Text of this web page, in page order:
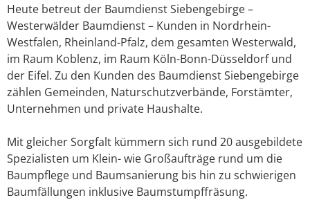
Heute betreut der Baumdienst Siebengebirge –
Westerwälder Baumdienst – Kunden in Nordrhein-
Westfalen, Rheinland-Pfalz, dem gesamten Westerwald,
im Raum Koblenz, im Raum Köln-Bonn-Düsseldorf und
der Eifel. Zu den Kunden des Baumdienst Siebengebirge
zählen Gemeinden, Naturschutzverbände, Forstämter,
Unternehmen und private Haushalte.
Mit gleicher Sorgfalt kümmern sich rund 20 ausgebildete
Spezialisten um Klein- wie Großaufträge rund um die
Baumpflege und Baumsanierung bis hin zu schwierigen
Baumfällungen inklusive Baumstumpffräsung.